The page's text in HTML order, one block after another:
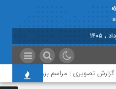
گزارش تصویری | مراسم بزرگداشت امام